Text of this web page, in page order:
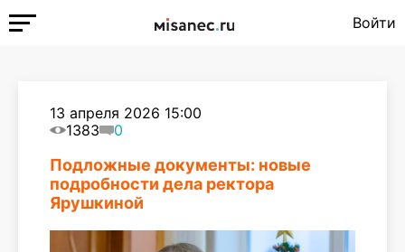
Войти
13 апреля 2026 15:00
1383
0
Подложные документы: новые
подробности дела ректора
Ярушкиной